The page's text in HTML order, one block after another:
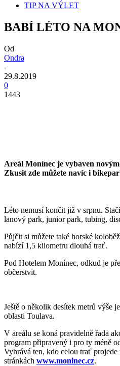
TIP NA VÝLET
BABÍ LÉTO NA
Od
Ondra
-
29.8.2019
0
1443
Areál Monínec je vybaven
Zkusit zde můžete navíc i
Léto nemusí končit již v srpnu.
lanový park, junior park, tubing,
Půjčit si můžete také horské
nabízí 1,5 kilometru dlouhá trať.
Pod Hotelem Monínec, odkud je
občerstvit.
Ještě o několik desítek metrů výše
oblasti Toulava.
V areálu se koná pravidelně řada
program připravený i pro ty méně
Vyhrává ten, kdo celou trať
stránkách www.moninec.cz.